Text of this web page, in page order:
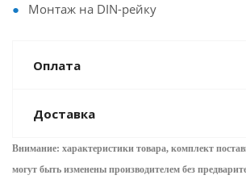
Монтаж на DIN-рейку
Оплата
Доставка
Внимание: характеристики товара, комплект
могут быть изменены производителем без